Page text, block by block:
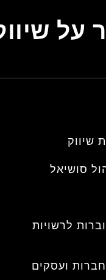
על
שיווק
סושיאל
לרשויות
ועסקים